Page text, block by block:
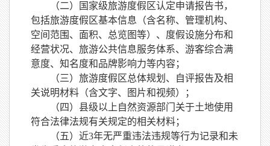
（二）国家级旅游度假区认定申请报告书，
包括旅游度假区基本信息（含名称、管理机构、
空间范围、面积、总览图等）、度假设施分布和
经营状况、旅游公共信息服务体系、游客综合满
意度、知名度和品牌影响力等内容；
（三）旅游度假区总体规划、
自评报告及相
关说明材料（含文字、图片和视频）；
（四）县级以上自然资源部门关于土地使用
符合法律法规有关规定的相关材料；
（五）近3年无严重违法违规等行为记录和未